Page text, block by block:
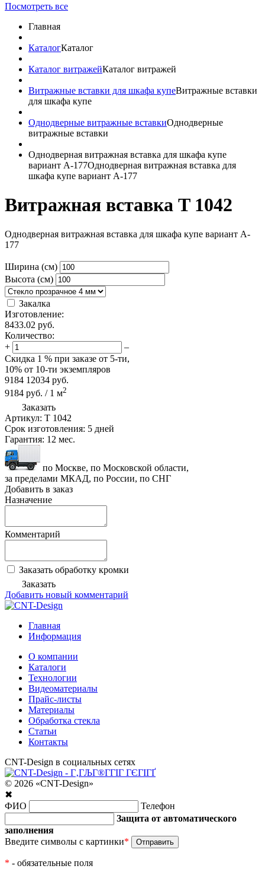
Посмотреть все
Главная
КаталогКаталог
Каталог витражейКаталог витражей
Витражные вставки для шкафа купеВитражные вставки
для шкафа купе
Однодверные витражные вставкиОднодверные
витражные вставки
Однодверная витражная вставка для шкафа купе
вариант A-177Однодверная витражная вставка для
шкафа купе вариант A-177
Витражная вставка T 1042
Однодверная витражная вставка для шкафа купе вариант A-
177
Ширина (см)
Высота (см)
Закалка
Изготовление:
8433.02 руб.
Количество:
+
–
Скидка 1 % при заказе от 5-ти,
10% от 10-ти экземпляров
9184 12034 руб.
9184 руб. / 1 м2
Заказать
Артикул: T 1042
Срок изготовления: 5 дней
Гарантия: 12 мес.
по Москве, по Московской области,
за пределами МКАД, по России, по СНГ
Добавить в заказ
Назначение
Комментарий
Заказать обработку кромки
Заказать
Добавить новый комментарий
Главная
Информация
О компании
Каталоги
Технологии
Видеоматериалы
Прайс-листы
Материалы
Обработка стекла
Статьи
Контакты
CNT-Design в социальных сетях
© 2026 «CNT-Design»
✖
ФИО
Телефон
Защита от автоматического
заполнения
Введите символы с картинки*
* - обязательные поля